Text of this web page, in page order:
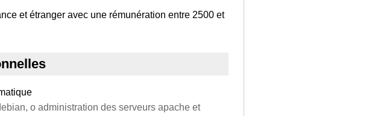
et étranger avec une rémunération entre 2500 et
o administration des serveurs apache et